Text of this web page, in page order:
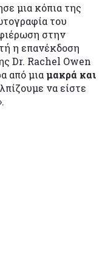
μια κόπια της
του
στην
η επανέκδοση
Dr. Rachel Owen
από μιαμακρά και
να είστε